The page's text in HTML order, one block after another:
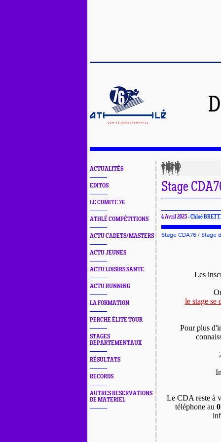
ACTUALITÉS
EDITOS
LE COMITE 76
ATHLÉ COMPÉTITIONS
ACTU CADETS/MASTERS
ACTU JEUNES
ACTU LOISIRS SANTE
ACTU RUNNING
LA FORMATION
PERCHE ÉLITE TOUR
STAGES
DEPARTEMENTAUX
RÉSULTATS
RECORDS
AUTRES RESERVATIONS
DE MATERIEL
Stage
4 Avril 2023 -Chloé
Stage CDA76 / Stage
Les
le stage se
Pour plus
Le CDA reste à
téléphone au